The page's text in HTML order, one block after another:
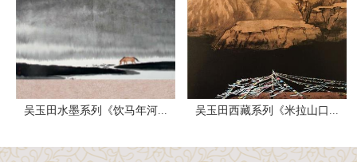
吴玉田水墨系列《饮马年河... 吴玉田西藏系列《米拉山口...